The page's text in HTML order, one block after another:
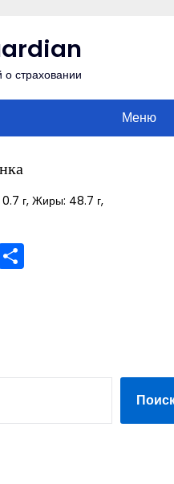
о страховании
Меню
0.7 г, Жиры: 48.7 г,